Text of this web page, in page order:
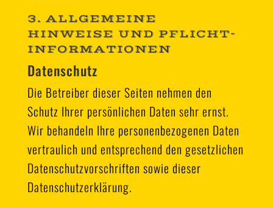
3. ALLGEMEINE
HINWEISE UND PFLICHT­
INFORMATIONEN
Datenschutz
Die Betreiber dieser Seiten nehmen den
Schutz Ihrer persönlichen Daten sehr ernst.
Wir behandeln Ihre personenbezogenen Daten
vertraulich und entsprechend den gesetzlichen
Datenschutzvorschriften sowie dieser
Datenschutzerklärung.